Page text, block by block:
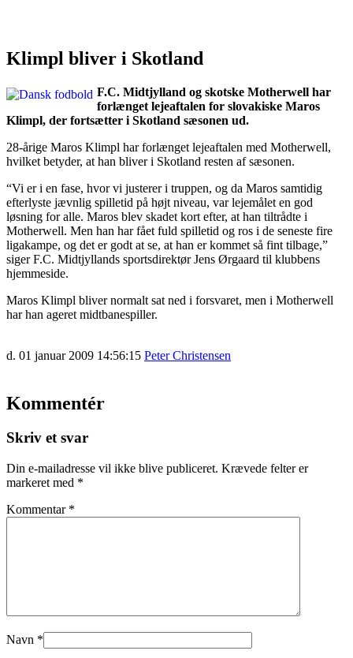
Klimpl bliver i Skotland
F.C. Midtjylland og skotske Motherwell har
forlænget lejeaftalen for slovakiske Maros
Klimpl, der fortsætter i Skotland sæsonen ud.
28-årige Maros Klimpl har forlænget lejeaftalen med Motherwell,
hvilket betyder, at han bliver i Skotland resten af sæsonen.
“Vi er i en fase, hvor vi justerer i truppen, og da Maros samtidig
efterlyste jævnlig spilletid på højt niveau, var lejemålet en god
løsning for alle. Maros blev skadet kort efter, at han tiltrådte i
Motherwell. Men han har fået fuld spilletid og ros i de seneste fire
ligakampe, og det er godt at se, at han er kommet så fint tilbage,”
siger F.C. Midtjyllands sportsdirektør Jens Ørgaard til klubbens
hjemmeside.
Maros Klimpl bliver normalt sat ned i forsvaret, men i Motherwell
har han ageret midtbanespiller.
d. 01 januar 2009 14:56:15 Peter Christensen
Kommentér
Skriv et svar
Din e-mailadresse vil ikke blive publiceret. Krævede felter er
markeret med *
Kommentar *
Navn *